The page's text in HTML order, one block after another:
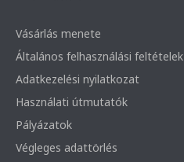
Vásárlás menete
Általános felhasználási feltételek
Adatkezelési nyilatkozat
Használati útmutatók
Pályázatok
Végleges adattörlés